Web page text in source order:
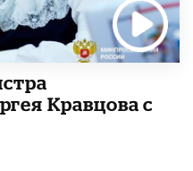
Кравцова с